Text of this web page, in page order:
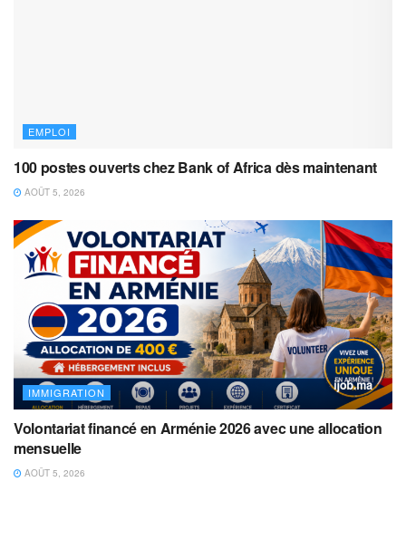
EMPLOI
100 postes ouverts chez Bank of Africa dès maintenant
AOÛT 5, 2026
IMMIGRATION
Volontariat financé en Arménie 2026 avec une allocation
mensuelle
AOÛT 5, 2026